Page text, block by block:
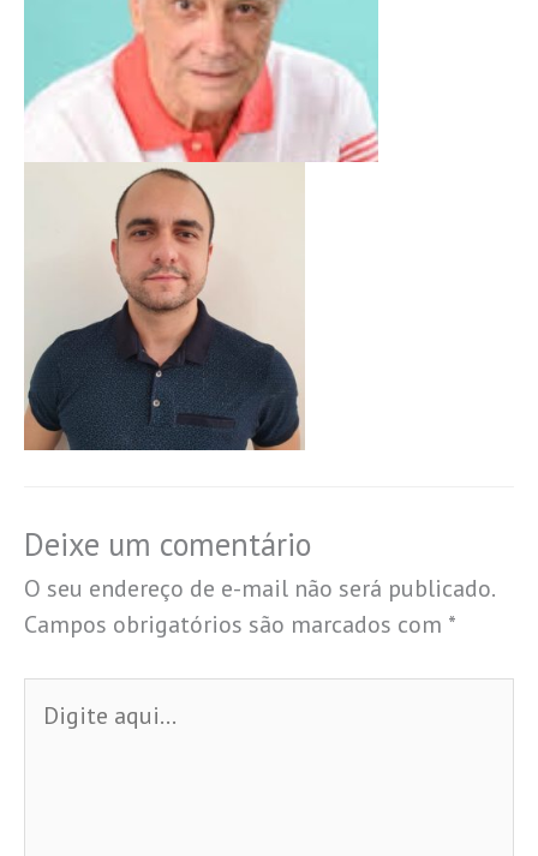
Deixe um comentário
O seu endereço de e-mail não será publicado.
Campos obrigatórios são marcados com *
aqui...